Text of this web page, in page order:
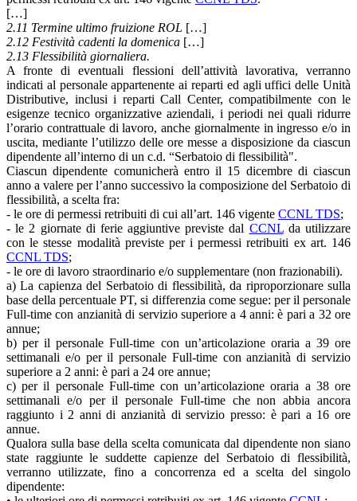
[…]
2.11 Termine ultimo fruizione ROL […]
2.12 Festività cadenti la domenica […]
2.13 Flessibilità giornaliera.
A fronte di eventuali flessioni dell’attività lavorativa, verranno
indicati al personale appartenente ai reparti ed agli uffici delle Unità
Distributive, inclusi i reparti Call Center, compatibilmente con le
esigenze tecnico organizzative aziendali, i periodi nei quali ridurre
l’orario contrattuale di lavoro, anche giornalmente in ingresso e/o in
uscita, mediante l’utilizzo delle ore messe a disposizione da ciascun
dipendente all’interno di un c.d. “Serbatoio di flessibilità".
Ciascun dipendente comunicherà entro il 15 dicembre di ciascun
anno a valere per l’anno successivo la composizione del Serbatoio di
flessibilità, a scelta fra:
- le ore di permessi retribuiti di cui all’art. 146 vigente CCNL TDS;
- le 2 giornate di ferie aggiuntive previste dal CCNLda utilizzare
con le stesse modalità previste per i permessi retribuiti ex art. 146
CCNL TDS;
- le ore di lavoro straordinario e/o supplementare (non frazionabili).
a) La capienza del Serbatoio di flessibilità, da riproporzionare sulla
base della percentuale PT, si differenzia come segue: per il personale
Full-time con anzianità di servizio superiore a 4 anni: è pari a 32 ore
annue;
b) per il personale Full-time con un’articolazione oraria a 39 ore
settimanali e/o per il personale Full-time con anzianità di servizio
superiore a 2 anni: è pari a 24 ore annue;
c) per il personale Full-time con un’articolazione oraria a 38 ore
settimanali e/o per il personale Full-time che non abbia ancora
raggiunto i 2 anni di anzianità di servizio presso: è pari a 16 ore
annue.
Qualora sulla base della scelta comunicata dal dipendente non siano
state raggiunte le suddette capienze del Serbatoio di flessibilità,
verranno utilizzate, fino a concorrenza ed a scelta del singolo
dipendente: